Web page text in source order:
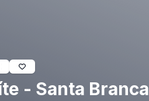
- Santa Branca